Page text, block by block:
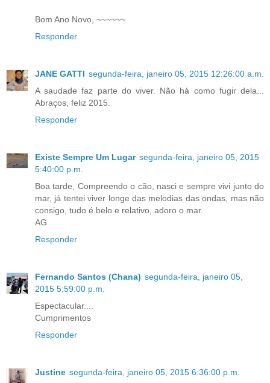
Bom Ano Novo, ~~~~~~
Responder
JANE GATTI segunda-feira, janeiro 05, 2015 12:26:00 a.m.
A saudade faz parte do viver. Não há como fugir dela...
Abraços, feliz 2015.
Responder
Existe Sempre Um Lugar segunda-feira, janeiro 05, 2015
5:40:00 p.m.
Boa tarde, Compreendo o cão, nasci e sempre vivi junto do
mar, já tentei viver longe das melodias das ondas, mas não
consigo, tudo é belo e relativo, adoro o mar.
AG
Responder
Fernando Santos (Chana) segunda-feira, janeiro 05,
2015 5:59:00 p.m.
Espectacular....
Cumprimentos
Responder
Justine segunda-feira, janeiro 05, 2015 6:36:00 p.m.